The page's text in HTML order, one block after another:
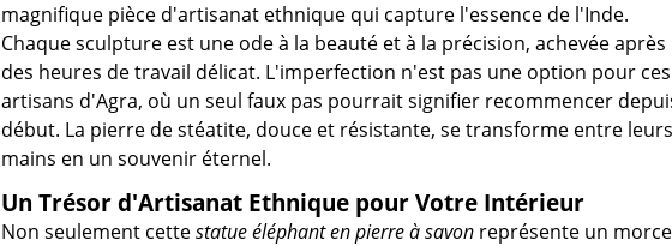
magnifique pièce d'artisanat ethnique qui capture l'essence de l'Inde.
Chaque sculpture est une ode à la beauté et à la précision, achevée après
des heures de travail délicat. L'imperfection n'est pas une option pour ces
artisans d'Agra, où un seul faux pas pourrait signifier recommencer
début. La pierre de stéatite, douce et résistante, se transforme entre leurs
mains en un souvenir éternel.
Un Trésor d'Artisanat Ethnique pour Votre Intérieur
Non seulement cettestatue éléphant en pierre à savon représente un